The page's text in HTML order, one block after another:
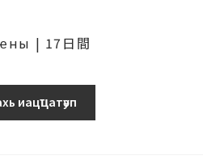
| 17日間
иацҵатәуп